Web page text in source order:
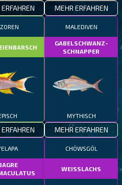
MEHR ERFAHREN
MALEDIVEN
GABELSCHWANZ-
SCHNAPPER
MYTHISCH
MEHR ERFAHREN
CHÖWSGÖL
WEISSLACHS